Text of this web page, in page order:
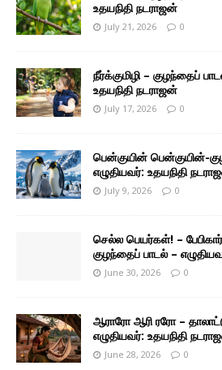
உதயநிதி நடராஜன்
July 21, 2026 0
நீர்க்குமிழி – குழந்தைப்
உதயநிதி நடராஜன்
July 17, 2026 0
பென்குயின் பென்குயின்-
எழுதியவர்: உதயநிதி
July 9, 2026 0
செல்ல பெயர்கள்! –
குழந்தைப் பாடல் –
June 30, 2026 0
ஆராரோ ஆரி ரரோ –
எழுதியவர்: உதயநிதி
June 28, 2026 0